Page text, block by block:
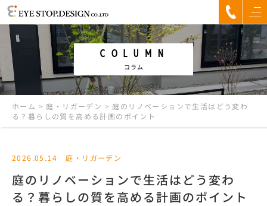
COLUMN
コラム
ホーム > 庭・リガーデン > 庭のリノベーションで生活はどう変わ
る？暮らしの質を高める計画のポイント
2026.05.14 庭・リガーデン
庭のリノベーションで生活はどう変わ
る？暮らしの質を高める計画のポイント